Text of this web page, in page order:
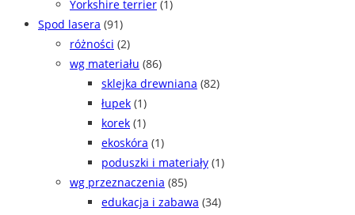
Yorkshire terrier (1)
Spod lasera (91)
różności (2)
wg materiału (86)
sklejka drewniana (82)
łupek (1)
korek (1)
ekoskóra (1)
poduszki i materiały (1)
wg przeznaczenia (85)
edukacja i zabawa (34)